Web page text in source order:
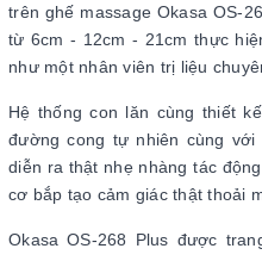
trên ghế massage Okasa OS-
từ 6cm - 12cm - 21cm thực
như một nhân viên trị liệu
Hệ thống con lăn cùng thiết
đường cong tự nhiên cùng với
diễn ra thật nhẹ nhàng tác
cơ bắp tạo cảm giác thật thoải
Okasa OS-268 Plus được